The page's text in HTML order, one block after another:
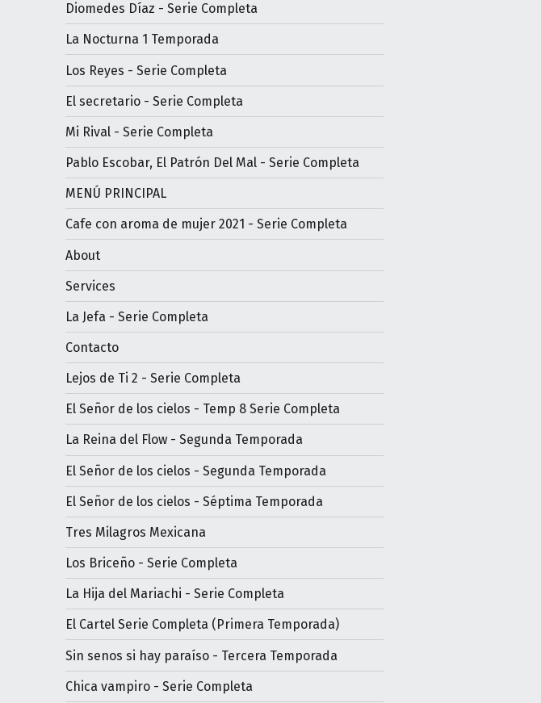
Diomedes Díaz - Serie Completa
La Nocturna 1 Temporada
Los Reyes - Serie Completa
El secretario - Serie Completa
Mi Rival - Serie Completa
Pablo Escobar, El Patrón Del Mal - Serie Completa
MENÚ PRINCIPAL
Cafe con aroma de mujer 2021 - Serie Completa
About
Services
La Jefa - Serie Completa
Contacto
Lejos de Ti 2 - Serie Completa
El Señor de los cielos - Temp 8 Serie Completa
La Reina del Flow - Segunda Temporada
El Señor de los cielos - Segunda Temporada
El Señor de los cielos - Séptima Temporada
Tres Milagros Mexicana
Los Briceño - Serie Completa
La Hija del Mariachi - Serie Completa
El Cartel Serie Completa (Primera Temporada)
Sin senos si hay paraíso - Tercera Temporada
Chica vampiro - Serie Completa